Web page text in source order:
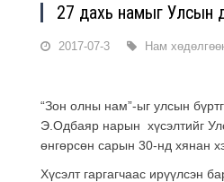
27 дахь намыг Улсын
2017-07-3 Нам
“Зон олны нам”-ыг улсын
Э.Одбаяр нарын хүсэлтийг
өнгөрсөн сарын 30-нд хянан
Хүсэлт гаргагчаас ирүүлсэн